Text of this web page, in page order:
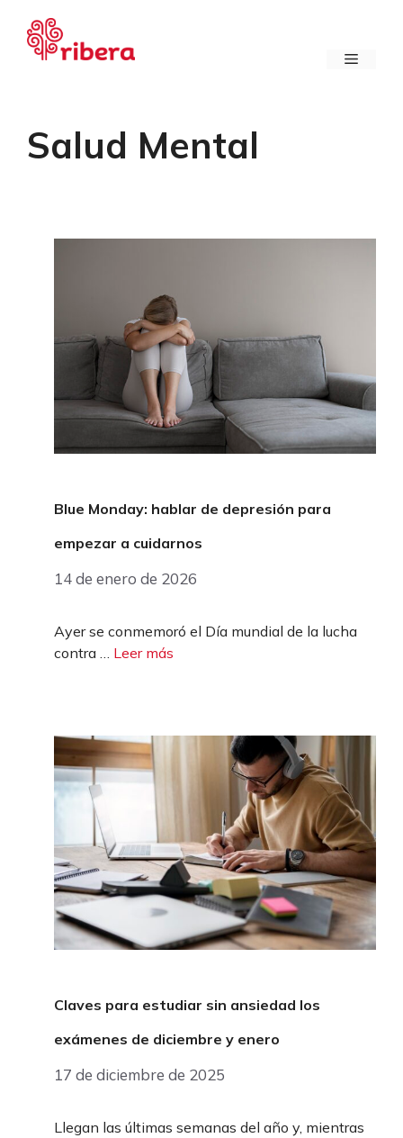
contenido
Menú
Salud Mental
Blue Monday: hablar de depresión para
empezar a cuidarnos
14 de enero de 2026
Ayer se conmemoró el Día mundial de la lucha
contra … Leer más
Claves para estudiar sin ansiedad los
exámenes de diciembre y enero
17 de diciembre de 2025
Llegan las últimas semanas del año y, mientras